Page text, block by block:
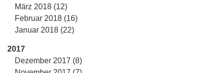
März 2018 (12)
Februar 2018 (16)
Januar 2018 (22)
2017
Dezember 2017 (8)